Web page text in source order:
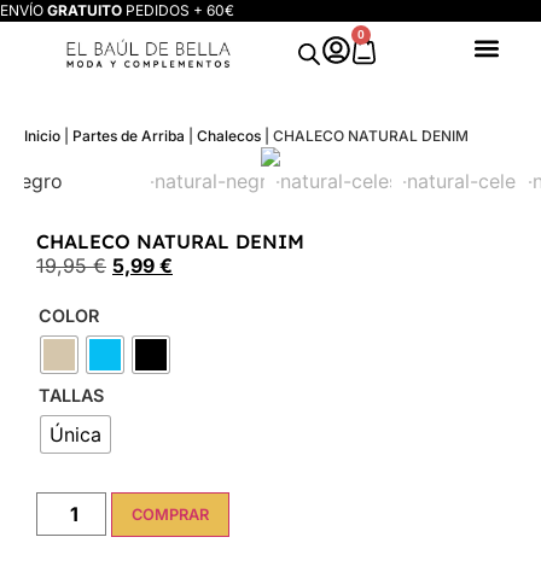
ENVÍO GRATUITO PEDIDOS + 60€
0
Inicio Partes de Arriba Chalecos CHALECO NATURAL DENIM
CHALECO NATURAL DENIM
19,95€ 5,99 €
COLOR
TALLAS
Única
COMPRAR